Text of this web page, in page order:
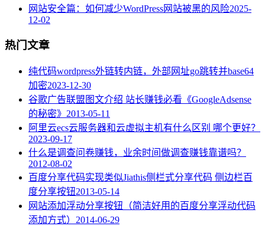
网站安全篇：如何减少WordPress网站被黑的风险2025-
12-02
热门文章
纯代码wordpress外链转内链，外部网址go跳转并base64
加密2023-12-30
谷歌广告联盟图文介绍 站长赚钱必看《GoogleAdsense
的秘密》 2013-05-11
阿里云ecs云服务器和云虚拟主机有什么区别 哪个更好？
2023-09-17
什么是调查问卷赚钱，业余时间做调查赚钱靠谱吗？
2012-08-02
百度分享代码实现类似Jiathis侧栏式分享代码 侧边栏百
度分享按钮2013-05-14
网站添加浮动分享按钮（简洁好用的百度分享浮动代码
添加方式） 2014-06-29